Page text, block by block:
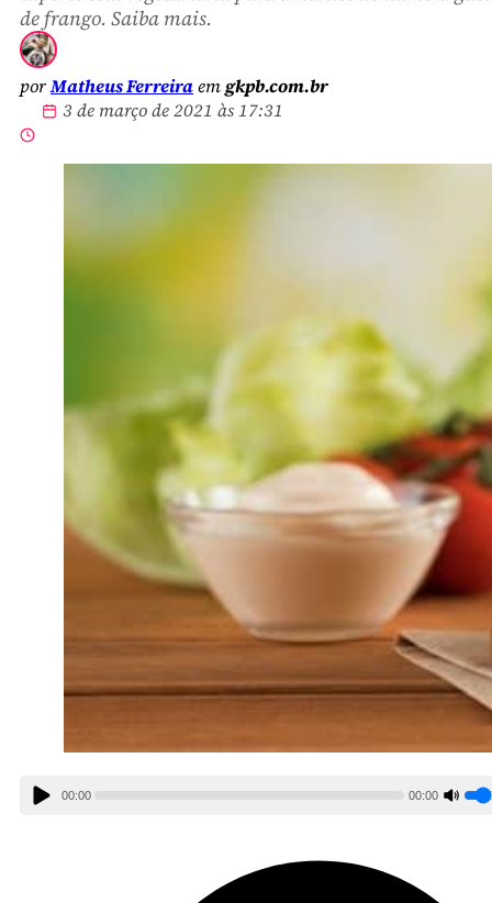
de frango. Saiba mais.
porMatheus Ferreiraemgkpb.com.br
3 de março de 2021 às 17:31
00:00 00:00